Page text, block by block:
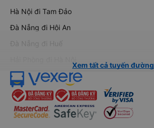
Hà Nội đi Tam Đảo
Đà Nẵng đi Hội An
Đà Nẵng đi Huế
Xem tất cả tuyến đường